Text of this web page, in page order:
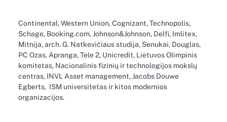
Continental, Western Union, Cognizant, Technopolis,
Schage, Booking.com, Johnson&Johnson, Delfi, Imlitex,
Mitnija, arch. G. Natkevičiaus studija, Senukai, Douglas,
PC Ozas, Apranga, Tele 2, Unicredit, Lietuvos Olimpinis
komitetas, Nacionalinis fizinių ir technologijos mokslų
centras, INVL Asset management, Jacobs Douwe
Egberts, ISM universitetas ir kitos modernios
organizacijos.